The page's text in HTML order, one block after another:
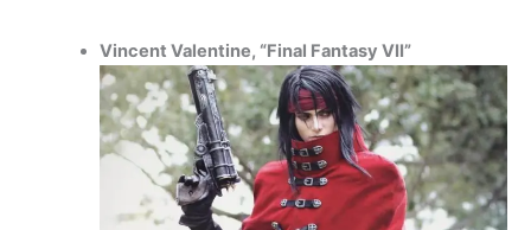
Vincent Valentine, “Final Fantasy VII”